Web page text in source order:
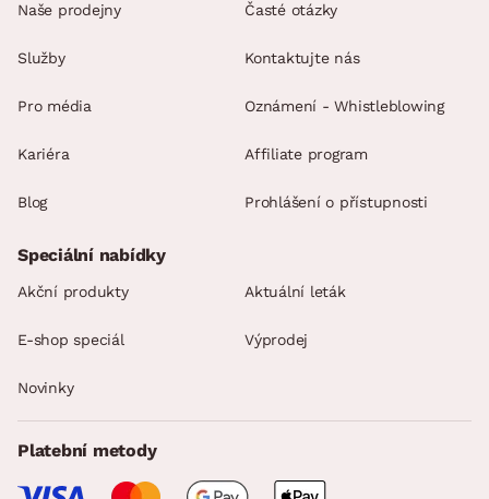
Naše prodejny
Služby
Pro média
Kariéra
Blog
Časté otázky
Kontaktujte nás
Oznámení - Whistleblowing
Affiliate program
Prohlášení o přístupnosti
Speciální nabídky
Akční produkty Aktuální leták
E-shop speciál Výprodej
Novinky
Platební metody